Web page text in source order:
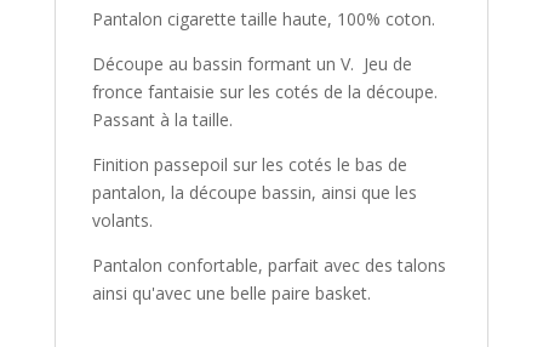
Pantalon cigarette taille haute, 100% coton.
Découpe au bassin formant un V. Jeu de
fronce fantaisie sur les cotés de la découpe.
Passant à la taille.
Finition passepoil sur les cotés le bas de
pantalon, la découpe bassin, ainsi que les
volants.
Pantalon confortable, parfait avec des talons
ainsi qu'avec une belle paire basket.